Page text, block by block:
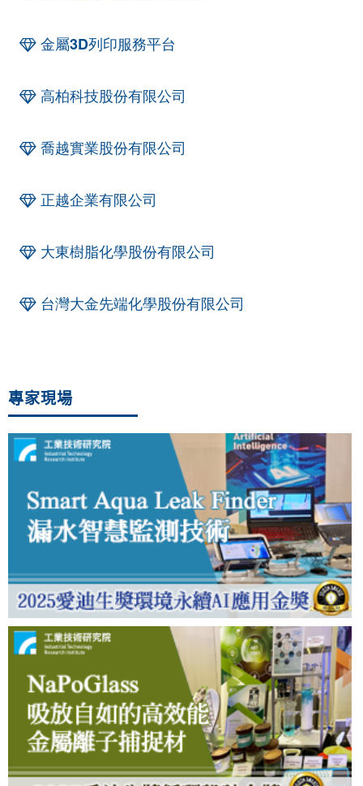
金屬3D列印服務平台
高柏科技股份有限公司
喬越實業股份有限公司
正越企業有限公司
大東樹脂化學股份有限公司
台灣大金先端化學股份有限公司
專家現場